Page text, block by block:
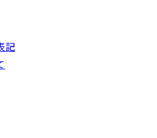
記